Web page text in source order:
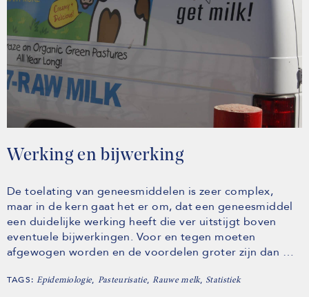
Werking en bijwerking
De toelating van geneesmiddelen is zeer complex,
maar in de kern gaat het er om, dat een geneesmiddel
een duidelijke werking heeft die ver uitstijgt boven
eventuele bijwerkingen. Voor en tegen moeten
afgewogen worden en de voordelen groter zijn dan …
TAGS:Epidemiologie, Pasteurisatie,Rauwe melk, Statistiek